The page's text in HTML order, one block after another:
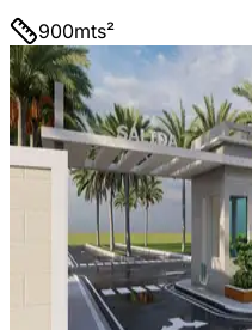
900mts²